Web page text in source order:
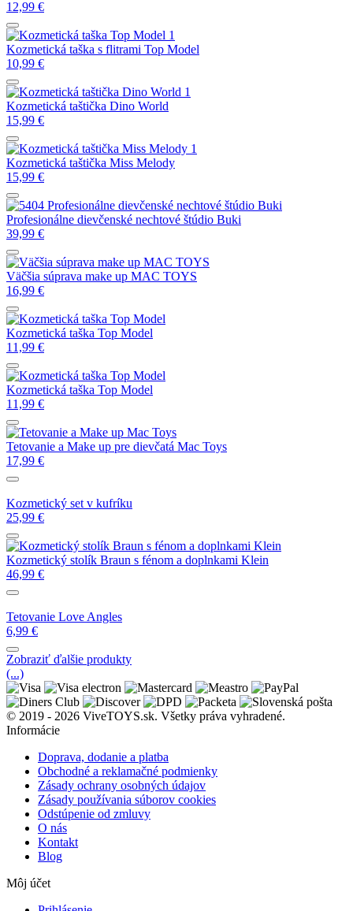
12,99 €
Kozmetická taška s flitrami Top Model
10,99 €
Kozmetická taštička Dino World
15,99 €
Kozmetická taštička Miss Melody
15,99 €
Profesionálne dievčenské nechtové štúdio Buki
39,99 €
Väčšia súprava make up MAC TOYS
16,99 €
Kozmetická taška Top Model
11,99 €
Kozmetická taška Top Model
11,99 €
Tetovanie a Make up pre dievčatá Mac Toys
17,99 €
Kozmetický set v kufríku
25,99 €
Kozmetický stolík Braun s fénom a doplnkami Klein
46,99 €
Tetovanie Love Angles
6,99 €
Zobraziť ďalšie produkty
(...)
© 2019 - 2026 ViveTOYS.sk. Všetky práva vyhradené.
Informácie
Doprava, dodanie a platba
Obchodné a reklamačné podmienky
Zásady ochrany osobných údajov
Zásady používania súborov cookies
Odstúpenie od zmluvy
O nás
Kontakt
Blog
Môj účet